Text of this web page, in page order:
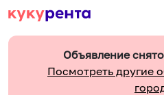
Объявление
Посмотреть другие